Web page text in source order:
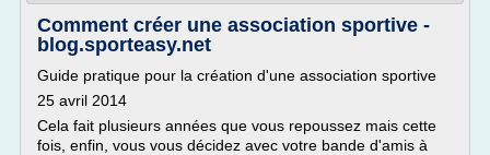
Comment créer une association sportive -
blog.sporteasy.net
Guide pratique pour la création d'une association sportive
25 avril 2014
Cela fait plusieurs années que vous repoussez mais cette
fois, enfin, vous vous décidez avec votre bande d'amis à